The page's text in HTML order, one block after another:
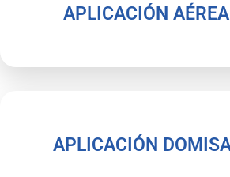
APLICACIÓN
APLICACIÓN